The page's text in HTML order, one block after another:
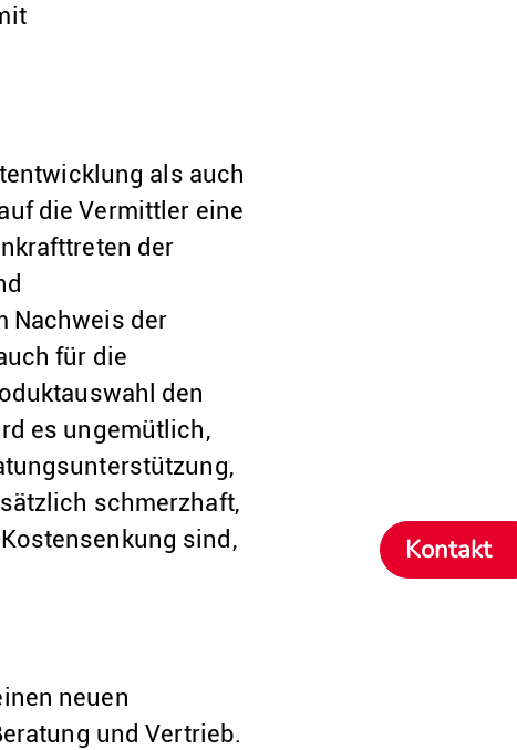
als auch
die Vermittler eine
der
Nachweis der
für die
den
es ungemütlich,
schmerzhaft,
sind,
neuen
und Vertrieb.
Kontakt